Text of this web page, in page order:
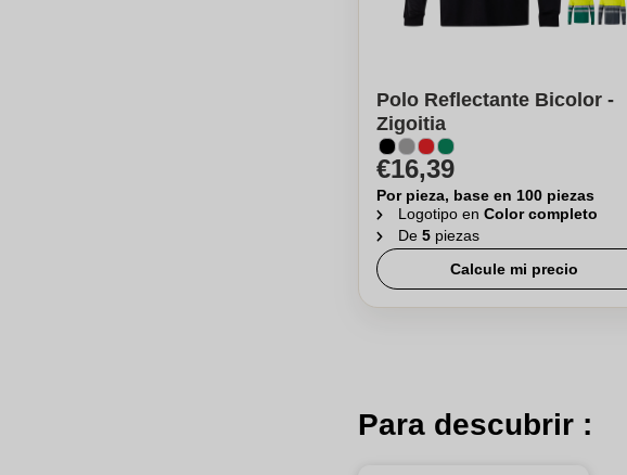
Polo Reflectante Bicolor -
Zigoitia
€16,39
Por pieza, base en 100 piezas
Logotipo en Color completo
De 5 piezas
Calcule mi precio
Para descubrir :